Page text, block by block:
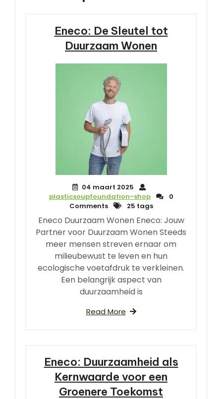
Eneco: De Sleutel tot
Duurzaam Wonen
04 maart 2025
plasticsoupfoundation-shop
0
Comments
25 tags
Eneco Duurzaam Wonen Eneco: Jouw
Partner voor Duurzaam Wonen Steeds
meer mensen streven ernaar om
milieubewust te leven en hun
ecologische voetafdruk te verkleinen.
Een belangrijk aspect van
duurzaamheid is
Read More
Eneco: Duurzaamheid als
Kernwaarde voor een
Groenere Toekomst